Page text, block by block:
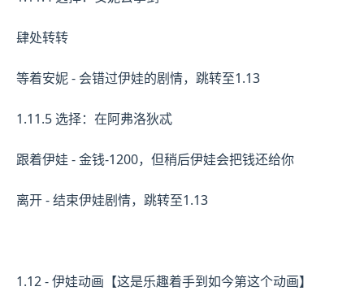
肆处转转
等着安妮 - 会错过伊娃的剧情，跳转至1.13
1.11.5 选择：在阿弗洛狄忒
跟着伊娃 - 金钱-1200，但稍后伊娃会把钱还给你
离开 - 结束伊娃剧情，跳转至1.13
1.12 - 伊娃动画【这是乐趣着手到如今第这个动画】